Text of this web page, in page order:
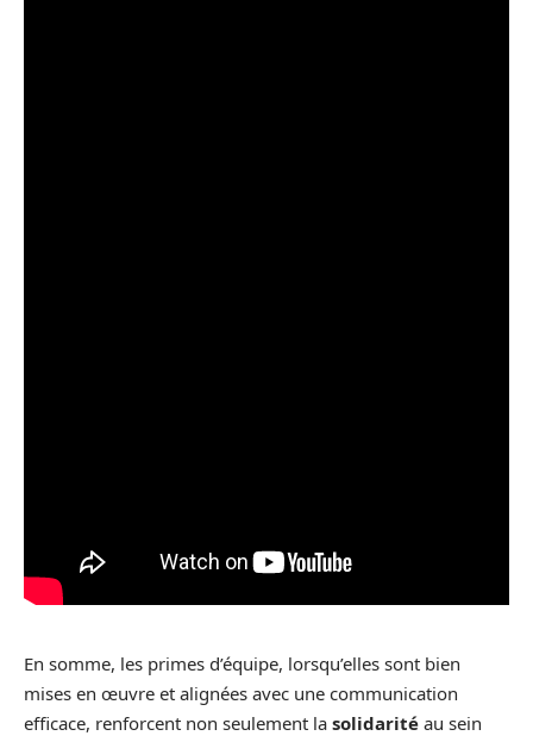
En somme, les primes d’équipe, lorsqu’elles sont bien
mises en œuvre et alignées avec une communication
efficace, renforcent non seulement la solidarité au sein